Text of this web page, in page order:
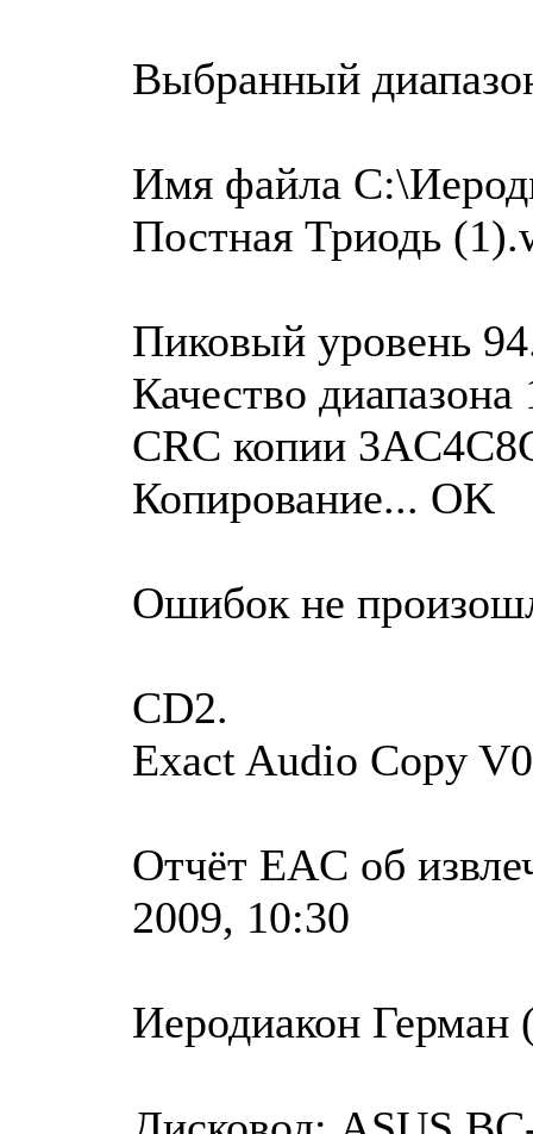
Выбранный
Имя файла
Постная Триодь
Пиковый уровень
Качество диапазона
CRC копии
Копирование... OK
Ошибок не
CD2.
Exact Audio Copy
Отчёт EAC об
2009, 10:30
Иеродиакон Герман